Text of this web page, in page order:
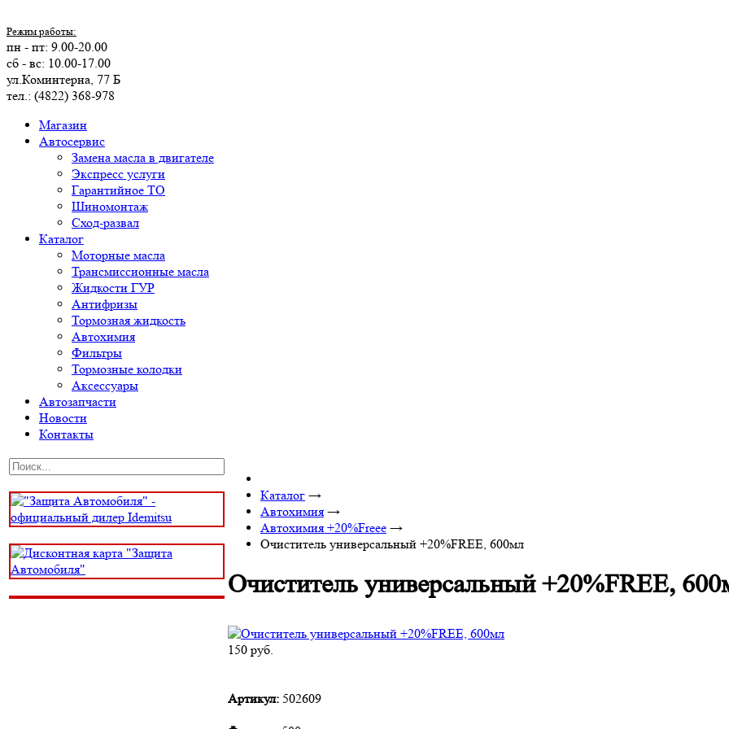
Режим работы:
пн - пт: 9.00-20.00
сб - вс: 10.00-17.00
ул.Коминтерна, 77 Б
тел.: (4822) 368-978
Магазин
Автосервис
Замена масла в двигателе
Экспресс услуги
Гарантийное ТО
Шиномонтаж
Сход-развал
Каталог
Моторные масла
Трансмиссионные масла
Жидкости ГУР
Антифризы
Тормозная жидкость
Автохимия
Фильтры
Тормозные колодки
Аксессуары
Автозапчасти
Новости
Контакты
Каталог →
Автохимия →
Автохимия +20%Freee →
Очиститель универсальный +20%FREE, 600мл
Очиститель универсальный +20%FREE,
150 руб.
Артикул: 502609